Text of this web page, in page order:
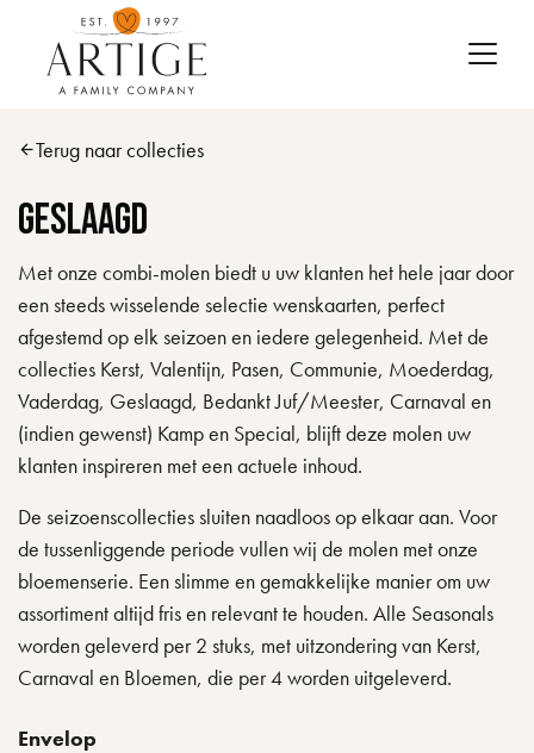
Skip to main content
arrow_backTerug naar collecties
Geslaagd
Met onze combi-molen biedt u uw klanten het hele jaar door
een steeds wisselende selectie wenskaarten, perfect
afgestemd op elk seizoen en iedere gelegenheid. Met de
collecties Kerst, Valentijn, Pasen, Communie, Moederdag,
Vaderdag, Geslaagd, Bedankt Juf/Meester, Carnaval en
(indien gewenst) Kamp en Special, blijft deze molen uw
klanten inspireren met een actuele inhoud.
De seizoenscollecties sluiten naadloos op elkaar aan. Voor
de tussenliggende periode vullen wij de molen met onze
bloemenserie. Een slimme en gemakkelijke manier om uw
assortiment altijd fris en relevant te houden. Alle Seasonals
worden geleverd per 2 stuks, met uitzondering van Kerst,
Carnaval en Bloemen, die per 4 worden uitgeleverd.
Envelop